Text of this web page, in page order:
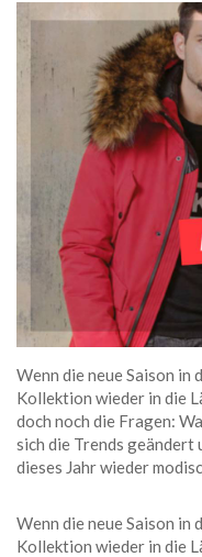
Wenn die neue Saison in
Kollektion wieder in die
doch noch die Fragen:
sich die Trends geändert
dieses Jahr wieder
Wenn die neue Saison in
Kollektion wieder in die